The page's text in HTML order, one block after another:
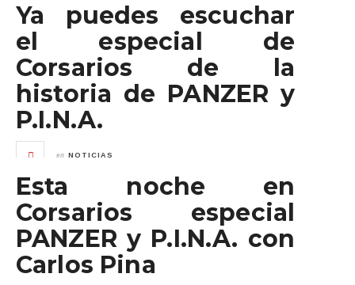
Ya puedes escuchar
el especial de
Corsarios de la
historia de PANZER y
P.I.N.A.
en NOTICIAS
Esta noche en
Corsarios especial
PANZER y P.I.N.A. con
Carlos Pina